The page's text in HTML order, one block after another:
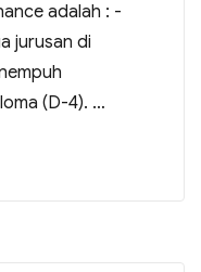
adalah : -
jurusan di
(D-4). …
BEASISWA BCA